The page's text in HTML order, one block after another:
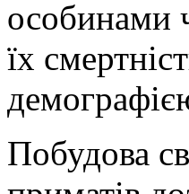
особинами
їх
Побудова